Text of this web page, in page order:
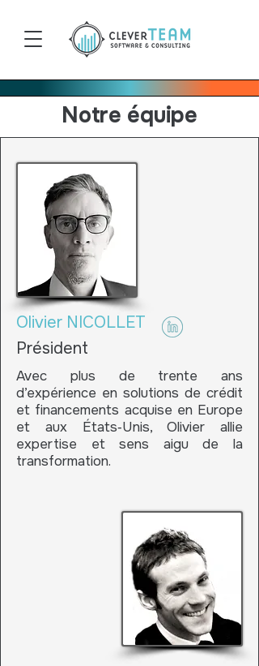
Notre équipe
Olivier NICOLLET
Président
Avec plus de trente ans
d’expérience en solutions de crédit
et financements acquise en Europe
et aux États‑Unis, Olivier allie
expertise et sens aigu de la
transformation.